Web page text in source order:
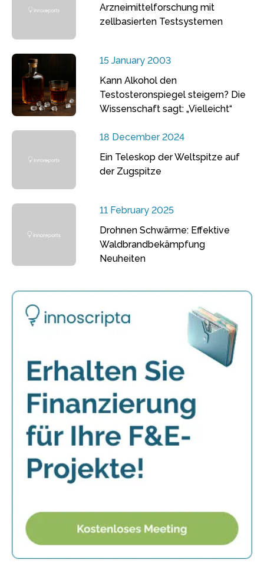
Arzneimittelforschung mit
zellbasierten Testsystemen
15 January 2003
Kann Alkohol den
Testosteronspiegel steigern? Die
Wissenschaft sagt: „Vielleicht“
18 December 2024
Ein Teleskop der Weltspitze auf
der Zugspitze
11 February 2025
Drohnen Schwärme: Effektive
Waldbrandbekämpfung
Neuheiten